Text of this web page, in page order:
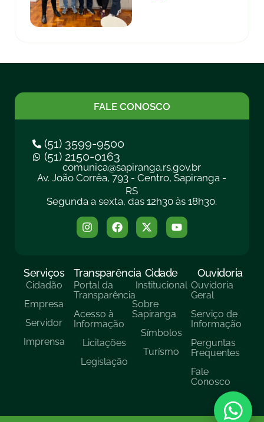
FALE CONOSCO
(51) 3599-9500
(51) 2150-0163
comunica@sapiranga.rs.gov.br
Av. João Corrêa, 793 - Centro, Sapiranga -
RS
Segunda a sexta, das 12h30 às 18h30.
Serviços
Cidadão
Empresa
Servidor
Imprensa
Transparência
Portal da
Transparência
Acesso à
Informação
Licitações
Legislação
Cidade
Institucional
Sobre
Sapiranga
Símbolos
Turísmo
Ouvidoria
Ouvidoria
Geral
Serviço de
Informação
Perguntas
Frequentes
Fale
Conosco